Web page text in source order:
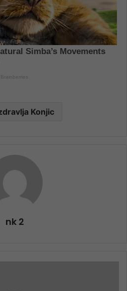
Konjic
nk 2